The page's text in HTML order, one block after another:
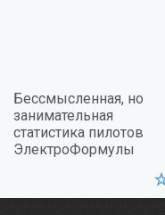
Бессмысленная, но
занимательная
статистика пилотов
ЭлектроФормулы